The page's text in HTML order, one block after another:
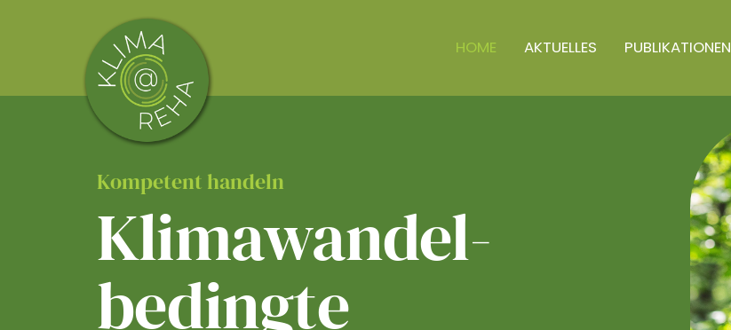
HOME AKTUELLES PUBLIKATIONEN
Kompetent handeln
Klimawandel­
bedingte